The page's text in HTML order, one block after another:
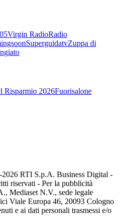
Virgin RadioRadio
SuperguidatvZuppa di
Risparmio 2026Fuorisalone
2026 RTI S.p.A. Business Digital -
riservati - Per la pubblicità
Mediaset N.V., sede legale
Viale Europa 46, 20093 Cologno
e ai dati personali trasmessi e/o